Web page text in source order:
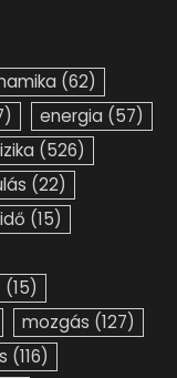
(62)
energia (57)
(526)
(22)
idő (15)
(15)
mozgás (127)
(116)